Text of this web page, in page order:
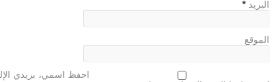
البريد *
الموقع
احفظ اسمي، بريدي